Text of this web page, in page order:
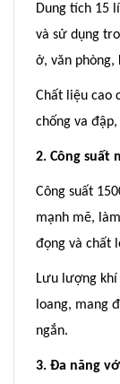
Dung tích 15
và sử dụng
ở, văn phòng,
Chất liệu cao
chống va
2. Công suất
Công suất
mạnh mẽ,
đọng và chất
Lưu lượng khí
loang, mang
ngắn.
3. Đa năng